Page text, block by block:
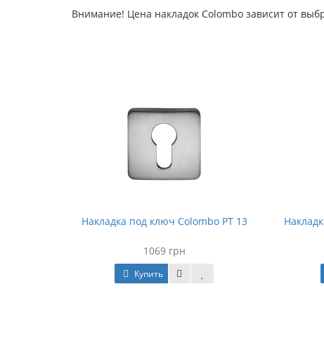
Внимание! Цена накладок Colombo зависит от
Накладка под ключ Colombo PT 13
1069 грн
Купить